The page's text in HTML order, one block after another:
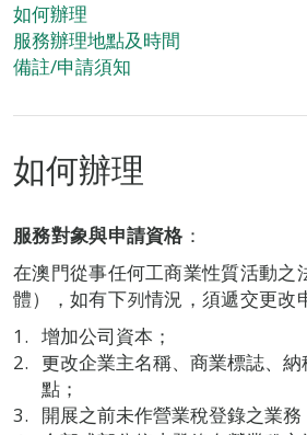
如何辦理
服務辦理地點及時間
備註/申請須知
如何辦理
服務對象與申請資格 ：
在澳門從事任何工商業性質活動之
體），如有下列情況，須遞交更改
增加公司資本；
更改企業主名稱、商業標誌、
點；
開展之前未作營業稅登錄之業務